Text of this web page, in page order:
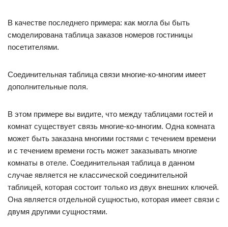
В качестве последнего примера: как могла бы быть
смоделирована таблица заказов номеров гостиницы
посетителями.
Соединительная таблица связи многие-ко-многим имеет
дополнительные поля.
В этом примере вы видите, что между таблицами гостей и
комнат существует связь многие-ко-многим. Одна комната
может быть заказана многими гостями с течением времени
и с течением времени гость может заказывать многие
комнаты в отеле. Соединительная таблица в данном
случае является не классической соединительной
таблицей, которая состоит только из двух внешних ключей.
Она является отдельной сущностью, которая имеет связи с
двумя другими сущностями.